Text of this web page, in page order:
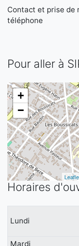
Contact et prise de
téléphone
Pour aller à
+
−
Horaires
Lundi
Mardi